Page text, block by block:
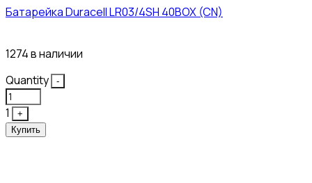
Батарейка Duracell LR03/4SH 40BOX (CN)
1274 в наличии
Quantity
-
1
+
Купить